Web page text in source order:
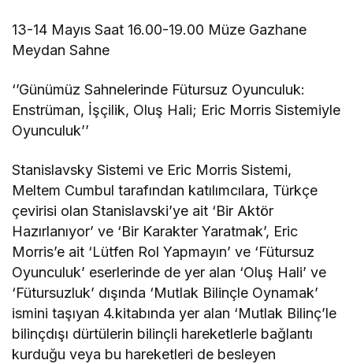
13-14 Mayıs Saat 16.00-19.00 Müze Gazhane
Meydan Sahne
‘’Günümüz Sahnelerinde Fütursuz Oyunculuk:
Enstrüman, İşçilik, Oluş Hali; Eric Morris Sistemiyle
Oyunculuk’’
Stanislavsky Sistemi ve Eric Morris Sistemi,
Meltem Cumbul tarafından katılımcılara, Türkçe
çevirisi olan Stanislavski’ye ait ‘Bir Aktör
Hazırlanıyor’ ve ‘Bir Karakter Yaratmak’, Eric
Morris’e ait ‘Lütfen Rol Yapmayın’ ve ‘Fütursuz
Oyunculuk’ eserlerinde de yer alan ‘Oluş Hali’ ve
‘Fütursuzluk’ dışında ‘Mutlak Bilinçle Oynamak’
ismini taşıyan 4.kitabında yer alan ‘Mutlak Bilinç’le
bilinçdışı dürtülerin bilinçli hareketlerle bağlantı
kurduğu veya bu hareketleri de besleyen